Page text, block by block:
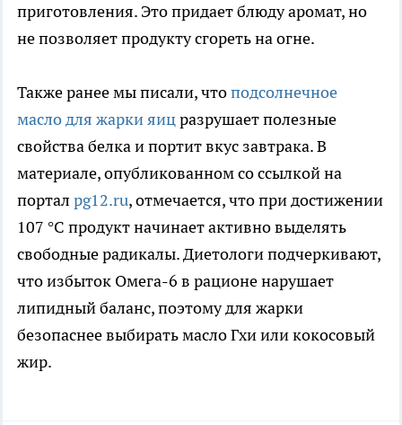
приготовления. Это придает блюду аромат, но
не позволяет продукту сгореть на огне.
Также ранее мы писали, чтоподсолнечное
масло для жарки яицразрушает полезные
свойства белка и портит вкус завтрака. В
материале, опубликованном со ссылкой на
портал pg12.ru, отмечается, что при достижении
107 °C продукт начинает активно выделять
свободные радикалы. Диетологи подчеркивают,
что избыток Омега-6 в рационе нарушает
липидный баланс, поэтому для жарки
безопаснее выбирать масло Гхи или кокосовый
жир.